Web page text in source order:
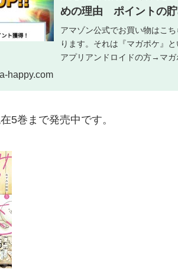
めの理由 ポイントの貯
アマゾン公式でお買い物はこ
ります。それは『マガポケ』
アプリアンドロイドの方→マ
happy.com
5巻まで発売中です。